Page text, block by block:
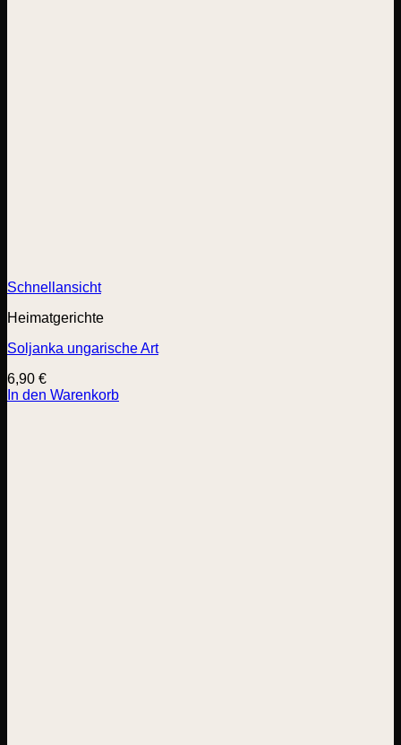
Schnellansicht
Heimatgerichte
Soljanka ungarische Art
6,90 €
In den Warenkorb